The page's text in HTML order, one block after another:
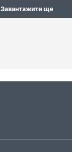
Завантажити ще